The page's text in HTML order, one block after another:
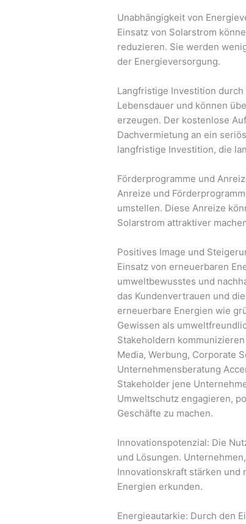
Unabhängigkeit von
Einsatz von Solarstrom
reduzieren. Sie werden
der Energieversorgung.
Langfristige Investition
Lebensdauer und können
erzeugen. Der kostenlose
Dachvermietung an ein
langfristige Investition, die
Förderprogramme und
Anreize und
umstellen. Diese Anreize
Solarstrom attraktiver
Positives Image und
Einsatz von erneuerbaren
umweltbewusstes und
das Kundenvertrauen und
erneuerbare Energien wie
Gewissen als
Stakeholdern
Media, Werbung, Corporate
Unternehmensberatung
Stakeholder jene
Umweltschutz engagieren,
Geschäfte zu machen.
Innovationspotenzial: Die
und Lösungen.
Innovationskraft stärken und
Energien erkunden.
Energieautarkie: Durch den